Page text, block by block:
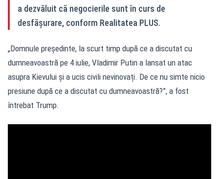
a dezvăluit că negocierile sunt în curs de
desfășurare, conform Realitatea PLUS.
„Domnule președinte, la scurt timp după ce a discutat cu
dumneavoastră pe 4 iulie, Vladimir Putin a lansat un atac
asupra Kievului și a ucis civili nevinovați. De ce nu simte nicio
presiune după ce a discutat cu dumneavoastră?”, a fost
întrebat Trump.